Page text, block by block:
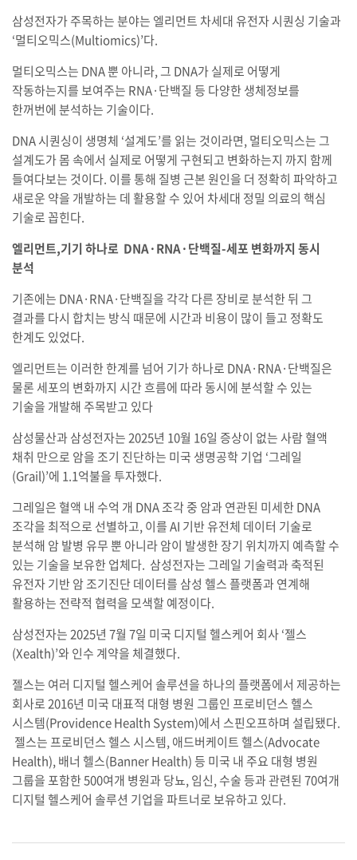
삼성전자가 주목하는 분야는 엘리먼트 차세대 유전자 시퀀싱 기술과
‘멀티오믹스(Multiomics)’다.
멀티오믹스는 DNA 뿐 아니라, 그 DNA가 실제로 어떻게
작동하는지를 보여주는 RNA·단백질 등 다양한 생체정보를
한꺼번에 분석하는 기술이다.
DNA 시퀀싱이 생명체 ‘설계도’를 읽는 것이라면, 멀티오믹스는 그
설계도가 몸 속에서 실제로 어떻게 구현되고 변화하는지 까지 함께
들여다보는 것이다. 이를 통해 질병 근본 원인을 더 정확히 파악하고
새로운 약을 개발하는 데 활용할 수 있어 차세대 정밀 의료의 핵심
기술로 꼽힌다.
엘리먼트,기기 하나로 DNA·RNA·단백질-세포 변화까지 동시
분석
기존에는 DNA·RNA·단백질을 각각 다른 장비로 분석한 뒤 그
결과를 다시 합치는 방식 때문에 시간과 비용이 많이 들고 정확도
한계도 있었다.
엘리먼트는 이러한 한계를 넘어 기가 하나로 DNA·RNA·단백질은
물론 세포의 변화까지 시간 흐름에 따라 동시에 분석할 수 있는
기술을 개발해 주목받고 있다
삼성물산과 삼성전자는 2025년 10월 16일 증상이 없는 사람 혈액
채취 만으로 암을 조기 진단하는 미국 생명공학 기업 ‘그레일
(Grail)’에 1.1억불을 투자했다.
그레일은 혈액 내 수억 개 DNA 조각 중 암과 연관된 미세한 DNA
조각을 최적으로 선별하고, 이를 AI 기반 유전체 데이터 기술로
분석해 암 발병 유무 뿐 아니라 암이 발생한 장기 위치까지 예측할 수
있는 기술을 보유한 업체다. 삼성전자는 그레일 기술력과 축적된
유전자 기반 암 조기진단 데이터를 삼성 헬스 플랫폼과 연계해
활용하는 전략적 협력을 모색할 예정이다.
삼성전자는 2025년 7월 7일 미국 디지털 헬스케어 회사 ‘젤스
(Xealth)’와 인수 계약을 체결했다.
젤스는 여러 디지털 헬스케어 솔루션을 하나의 플랫폼에서 제공하는
회사로 2016년 미국 대표적 대형 병원 그룹인 프로비던스 헬스
시스템(Providence Health System)에서 스핀오프하며 설립됐다.
젤스는 프로비던스 헬스 시스템, 애드버케이트 헬스(Advocate
Health), 배너 헬스(Banner Health) 등 미국 내 주요 대형 병원
그룹을 포함한 500여개 병원과 당뇨, 임신, 수술 등과 관련된 70여개
디지털 헬스케어 솔루션 기업을 파트너로 보유하고 있다.